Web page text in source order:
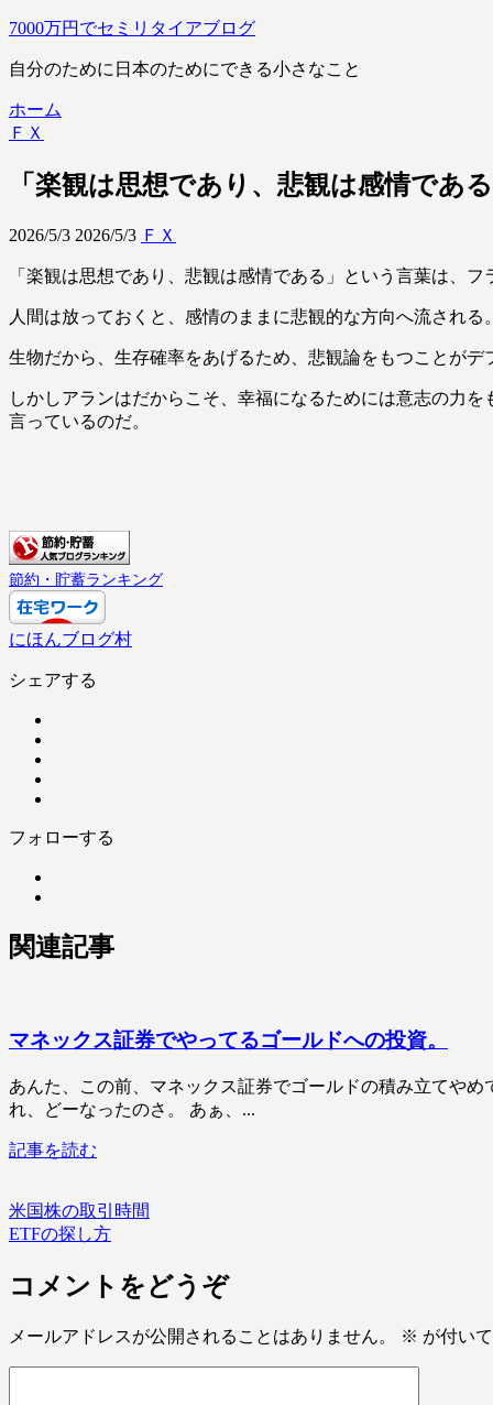
7000万円でセミリタイアブログ
自分のために日本のためにできる小さなこと
ホーム
ＦＸ
「楽観は思想であり、悲観は感情であ
2026/5/3 2026/5/3 ＦＸ
「楽観は思想であり、悲観は感情である」という言葉は、
人間は放っておくと、感情のままに悲観的な方向へ流される
生物だから、生存確率をあげるため、悲観論をもつことがデ
しかしアランはだからこそ、幸福になるためには意志の力
言っているのだ。
節約・貯蓄ランキング
にほんブログ村
シェアする
フォローする
関連記事
マネックス証券でやってるゴールドへの投資。
あんた、この前、マネックス証券でゴールドの積み立てや
れ、どーなったのさ。 あぁ、...
記事を読む
米国株の取引時間
ETFの探し方
コメントをどうぞ
メールアドレスが公開されることはありません。 ※ が付い